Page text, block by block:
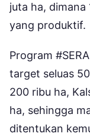
juta ha, dimana
yang produktif.
Program
target seluas
200 ribu ha,
ha, sehingga
ditentukan